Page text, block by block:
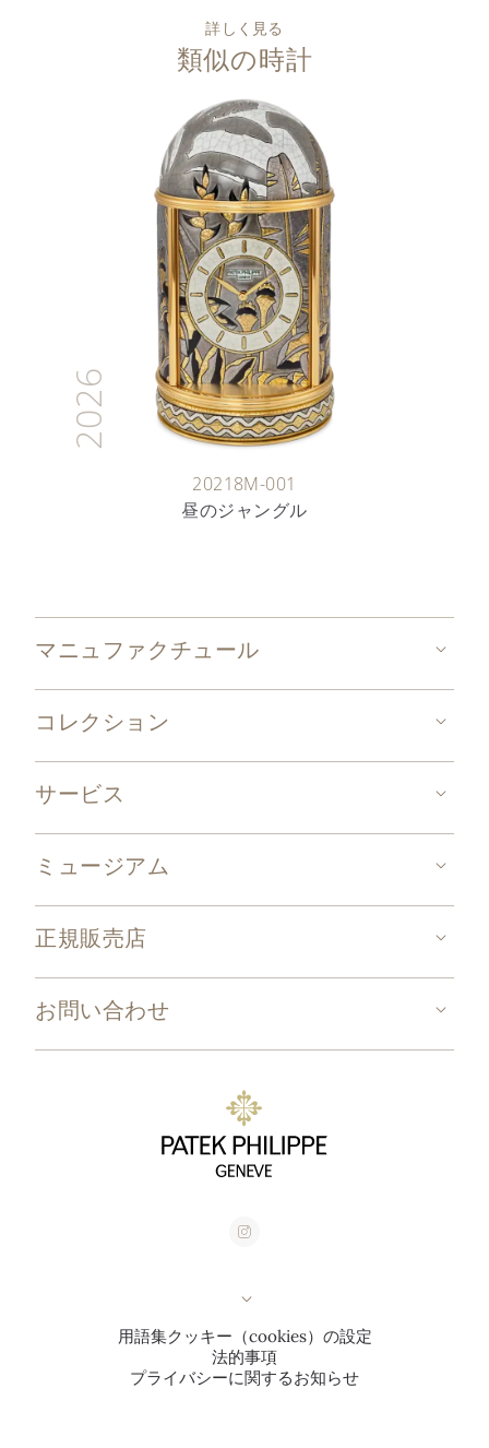
詳しく見る
類似の時計
2026
20218M-001
昼のジャングル
マニュファクチュール
コレクション
サービス
ミュージアム
正規販売店
お問い合わせ
用語集クッキー（cookies）の設定
法的事項
プライバシーに関するお知らせ